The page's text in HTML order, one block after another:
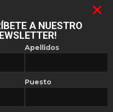
A NUESTRO
Apellidos
Puesto